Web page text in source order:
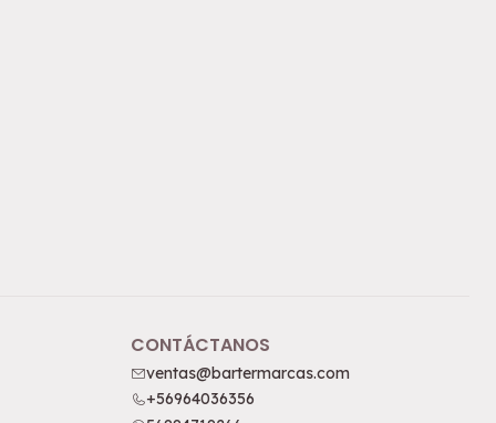
CONTÁCTANOS
ventas@bartermarcas.com
+56964036356